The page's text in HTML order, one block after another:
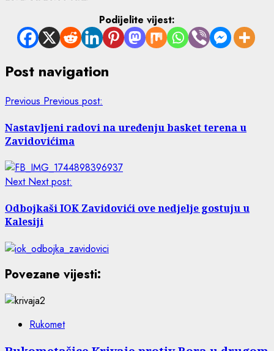
Podijelite vijest:
Post navigation
Previous Previous post:
Nastavljeni radovi na uređenju basket terena u
Zavidovićima
Next Next post:
Odbojkaši IOK Zavidovići ove nedjelje gostuju u
Kalesiji
Povezane vijesti:
Rukomet